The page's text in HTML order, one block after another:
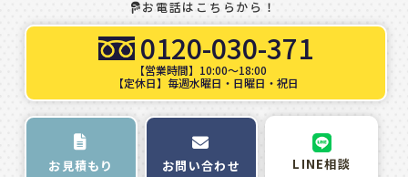
お電話はこちらから！
0120-030-371
【営業時間】10:00～18:00
【定休日】毎週水曜日・日曜日・祝日
お見積もり お問い合わせ LINE相談